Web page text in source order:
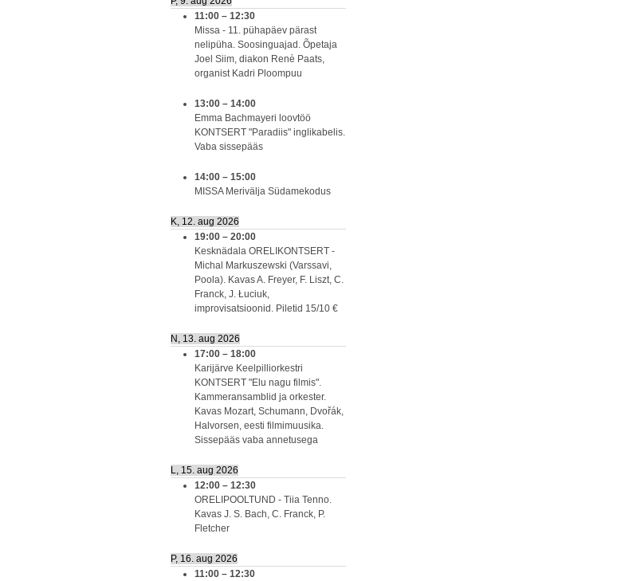
11:00 – 12:30
Missa - 11. pühapäev pärast
nelipüha. Soosinguajad. Õpetaja
Joel Siim, diakon Renè Paats,
organist Kadri Ploompuu
13:00 – 14:00
Emma Bachmayeri loovtöö
KONTSERT "Paradiis" inglikabelis.
Vaba sissepääs
14:00 – 15:00
MISSA Merivälja Südamekodus
K, 12. aug 2026
19:00 – 20:00
Kesknädala ORELIKONTSERT -
Michal Markuszewski (Varssavi,
Poola). Kavas A. Freyer, F. Liszt, C.
Franck, J. Łuciuk,
improvisatsioonid. Piletid 15/10 €
N, 13. aug 2026
17:00 – 18:00
Karijärve Keelpilliorkestri
KONTSERT "Elu nagu filmis".
Kammeransamblid ja orkester.
Kavas Mozart, Schumann, Dvořák,
Halvorsen, eesti filmimuusika.
Sissepääs vaba annetusega
L, 15. aug 2026
12:00 – 12:30
ORELIPOOLTUND - Tiia Tenno.
Kavas J. S. Bach, C. Franck, P.
Fletcher
P, 16. aug 2026
11:00 – 12:30